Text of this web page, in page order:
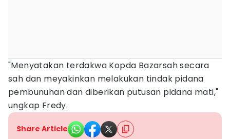
"Menyatakan terdakwa Kopda Bazarsah secara
sah dan meyakinkan melakukan tindak pidana
pembunuhan dan diberikan putusan pidana mati,"
ungkap Fredy.
Share Article